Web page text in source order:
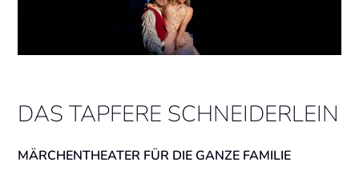
DAS TAPFERE SCHNEIDERLEIN
MÄRCHENTHEATER FÜR DIE GANZE FAMILIE